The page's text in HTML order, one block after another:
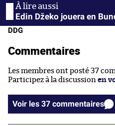
Edin Džeko jouera en
DDG
Commentaires
Les membres ont posté 37
Participez à la discussion en
Voir les 37 commentaires